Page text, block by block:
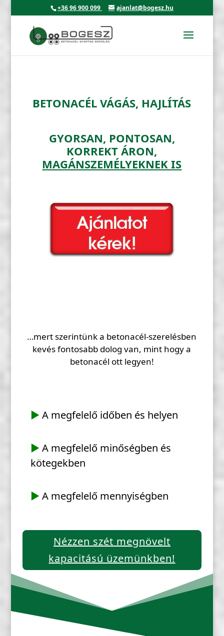
+36 96 900 099 ajanlat@bogesz.hu
BETONACÉL VÁGÁS, HAJLÍTÁS
GYORSAN, PONTOSAN,
KORREKT ÁRON,
MAGÁNSZEMÉLYEKNEK IS
…mert szerintünk a betonacél-szerelésben
kevés fontosabb dolog van, mint hogy a
betonacél ott legyen!
▶ A megfelelő időben és helyen
▶ A megfelelő minőségben és
kötegekben
▶ A megfelelő mennyiségben
Nézzen szét megnövelt
kapacitású üzemünkben!